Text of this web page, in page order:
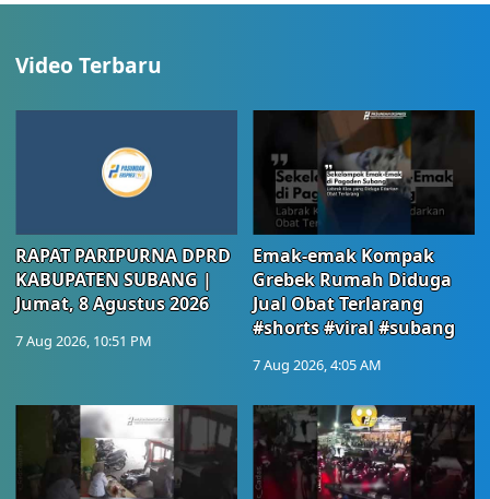
Video Terbaru
RAPAT PARIPURNA DPRD
KABUPATEN SUBANG |
Jumat, 8 Agustus 2026
7 Aug 2026, 10:51 PM
Emak-emak Kompak
Grebek Rumah Diduga
Jual Obat Terlarang
#shorts #viral #subang
7 Aug 2026, 4:05 AM